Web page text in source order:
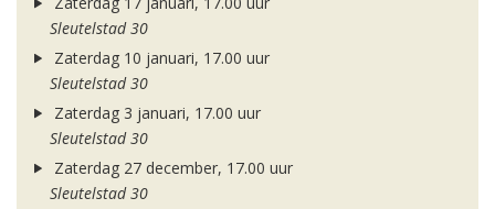
Sleutelstad 30
Zaterdag 10 januari, 17.00 uur
Sleutelstad 30
Zaterdag 3 januari, 17.00 uur
Sleutelstad 30
Zaterdag 27 december, 17.00 uur
Sleutelstad 30